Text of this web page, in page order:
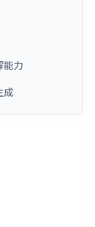
力
成